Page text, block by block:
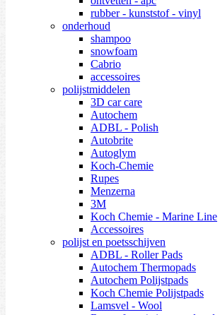
rubber - kunststof - vinyl
onderhoud
shampoo
snowfoam
Cabrio
accessoires
polijstmiddelen
3D car care
Autochem
ADBL - Polish
Autobrite
Autoglym
Koch-Chemie
Rupes
Menzerna
3M
Koch Chemie - Marine Line
Accessoires
polijst en poetsschijven
ADBL - Roller Pads
Autochem Thermopads
Autochem Polijstpads
Koch Chemie Polijstpads
Lamsvel - Wool